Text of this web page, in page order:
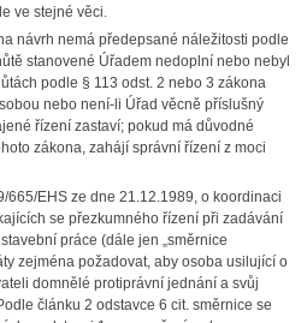
ve stejné věci.
návrh nemá předepsané náležitosti podle
stanovené Úřadem nedoplní nebo nebyl
podle § 113 odst. 2 nebo 3 zákona
nebo není-li Úřad věcně příslušný
řízení zastaví; pokud má důvodné
zákona, zahájí správní řízení z moci
665/EHS ze dne 21.12.1989, o koordinaci
se přezkumného řízení při zadávání
práce (dále jen „směrnice
zejména požadovat, aby osoba usilující o
domnělé protiprávní jednání a svůj
článku 2 odstavce 6 cit. směrnice se